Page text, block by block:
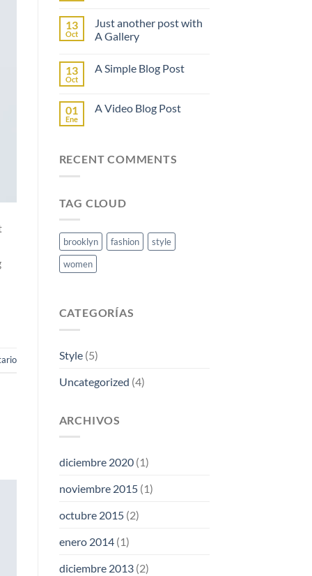
13
Oct
Just another post with
A Gallery
13
Oct
A Simple Blog Post
01
Ene
A Video Blog Post
RECENT COMMENTS
TAG CLOUD
brooklyn fashion
style
women
CATEGORÍAS
Style(5)
Uncategorized (4)
ARCHIVOS
diciembre 2020(1)
noviembre 2015(1)
octubre 2015(2)
enero 2014(1)
diciembre 2013(2)